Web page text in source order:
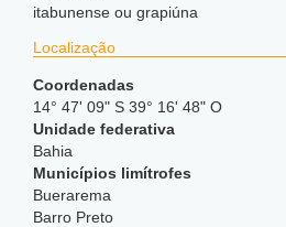
itabunense ou grapiúna
Localização
Coordenadas
14° 47' 09" S 39° 16' 48" O
Unidade federativa
Bahia
Municípios limítrofes
Buerarema
Barro Preto